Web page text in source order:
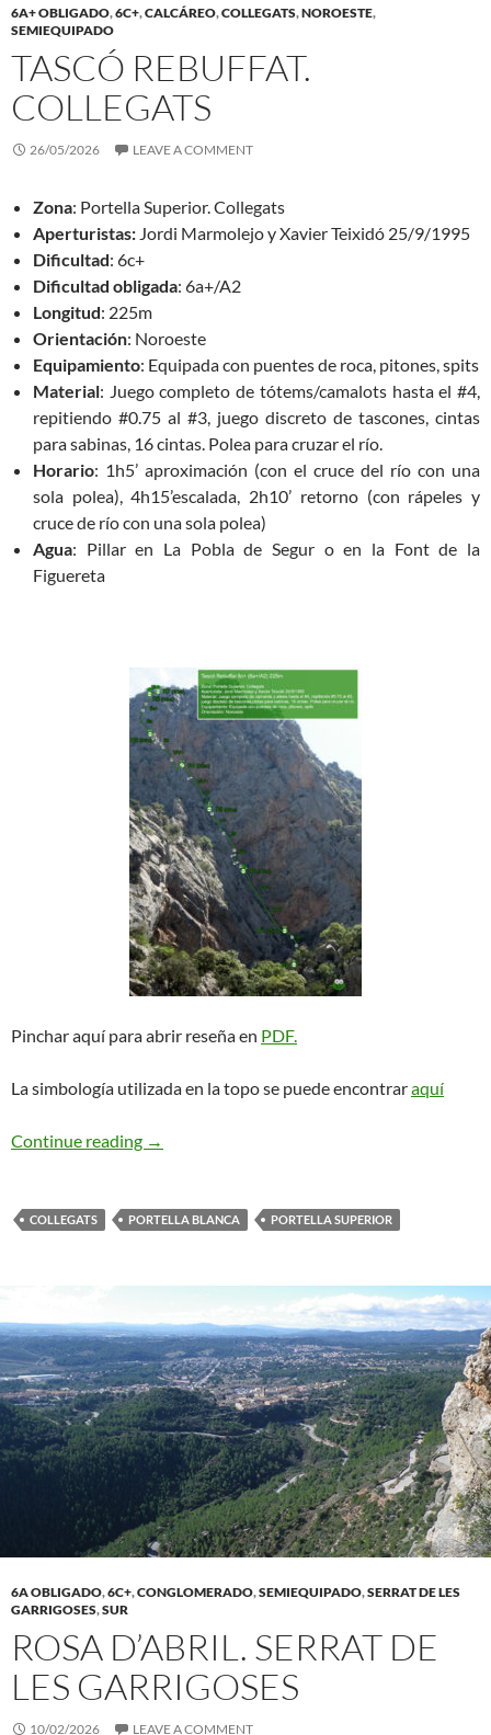
6A+ OBLIGADO,6C+,CALCÁREO,COLLEGATS,NOROESTE,
SEMIEQUIPADO
TASCÓ REBUFFAT.
COLLEGATS
26/05/2026 LEAVE A COMMENT
Zona: Portella Superior. Collegats
Aperturistas: Jordi Marmolejo y Xavier Teixidó 25/9/1995
Dificultad: 6c+
Dificultad obligada: 6a+/A2
Longitud: 225m
Orientación: Noroeste
Equipamiento: Equipada con puentes de roca, pitones, spits
Material: Juego completo de tótems/camalots hasta el #4,
repitiendo #0.75 al #3, juego discreto de tascones, cintas
para sabinas, 16 cintas. Polea para cruzar el río.
Horario: 1h5’ aproximación (con el cruce del río con una
sola polea), 4h15’escalada, 2h10’ retorno (con rápeles y
cruce de río con una sola polea)
Agua: Pillar en La Pobla de Segur o en la Font de la
Figuereta
Pinchar aquí para abrir reseña en PDF.
La simbología utilizada en la topo se puede encontraraquí
Continue reading Tascó Rebuffat. Collegats
→
COLLEGATS PORTELLA BLANCA PORTELLA SUPERIOR
6A OBLIGADO,6C+,CONGLOMERADO,SEMIEQUIPADO,SERRAT DE LES
GARRIGOSES,SUR
ROSA D’ABRIL. SERRAT DE
LES GARRIGOSES
10/02/2026 LEAVE A COMMENT